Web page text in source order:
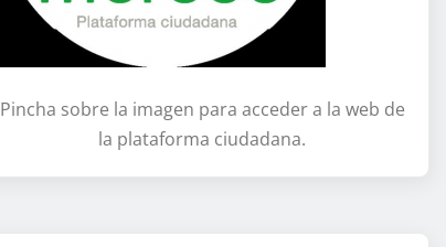
Pincha sobre la imagen para acceder a la web de
la plataforma ciudadana.